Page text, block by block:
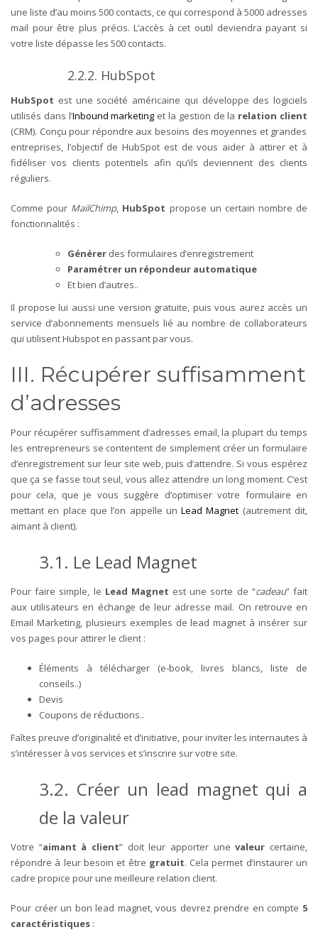
une liste d’au moins 500 contacts, ce qui correspond à 5000 adresses
mail pour être plus précis. L’accès à cet outil deviendra payant si
votre liste dépasse les 500 contacts.
2.2.2. HubSpot
HubSpot est une société américaine qui développe des logiciels
utilisés dans l’Inbound marketing et la gestion de la relation client
(CRM). Conçu pour répondre aux besoins des moyennes et grandes
entreprises, l’objectif de HubSpot est de vous aider à attirer et à
fidéliser vos clients potentiels afin qu’ils deviennent des clients
réguliers.
Comme pour MailChimp, HubSpot propose un certain nombre de
fonctionnalités :
Générer des formulaires d’enregistrement
Paramétrer un répondeur automatique
Et bien d’autres..
Il propose lui aussi une version gratuite, puis vous aurez accès un
service d’abonnements mensuels lié au nombre de collaborateurs
qui utilisent Hubspot en passant par vous.
III. Récupérer suffisamment
d’adresses
Pour récupérer suffisamment d’adresses email, la plupart du temps
les entrepreneurs se contentent de simplement créer un formulaire
d’enregistrement sur leur site web, puis d’attendre. Si vous espérez
que ça se fasse tout seul, vous allez attendre un long moment. C’est
pour cela, que je vous suggère d’optimiser votre formulaire en
mettant en place que l’on appelle unLead Magnet (autrement dit,
aimant à client).
3.1. Le Lead Magnet
Pour faire simple, le Lead Magnet est une sorte de “cadeau” fait
aux utilisateurs en échange de leur adresse mail. On retrouve en
Email Marketing, plusieurs exemples de lead magnet à insérer sur
vos pages pour attirer le client :
Éléments à télécharger (e-book, livres blancs, liste de
conseils..)
Devis
Coupons de réductions..
Faîtes preuve d’originalité et d’initiative, pour inviter les internautes à
s’intéresser à vos services et s’inscrire sur votre site.
3.2. Créer un lead magnet qui a
de la valeur
Votre “aimant à client” doit leur apporter unevaleur certaine,
répondre à leur besoin et être gratuit. Cela permet d’instaurer un
cadre propice pour une meilleure relation client.
Pour créer un bon lead magnet, vous devrez prendre en compte 5
caractéristiques :